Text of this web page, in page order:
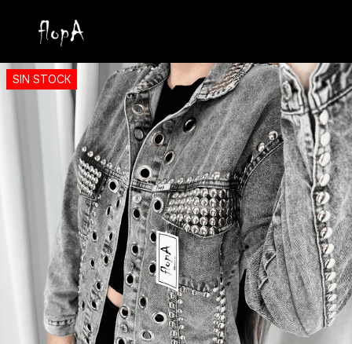
SIN STOCK